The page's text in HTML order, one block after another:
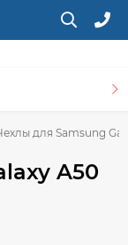
для Samsung
A50